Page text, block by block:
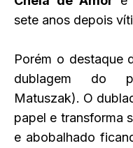
sete anos depois
Porém o destaque
dublagem do
Matuszak). O
papel e transforma
e abobalhado